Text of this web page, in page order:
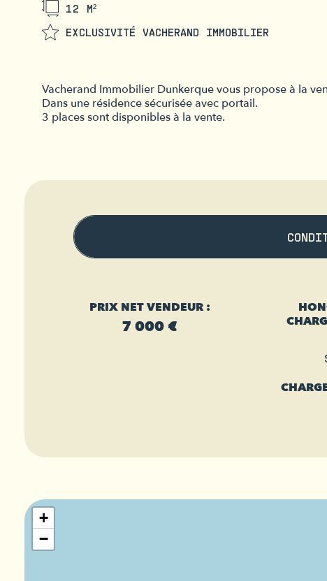
12 M²
EXCLUSIVITÉ VACHERAND IMMOBILIER
Vacherand Immobilier Dunkerque vous propose à la
Dans une résidence sécurisée avec portail.
3 places sont disponibles à la vente.
PRIX NET VENDEUR :
7 000 €
+
−